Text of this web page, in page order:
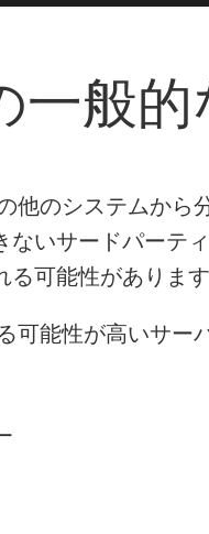
一般
他のシステムか
ないサードパーテ
可能性があります
可能性が高いサー